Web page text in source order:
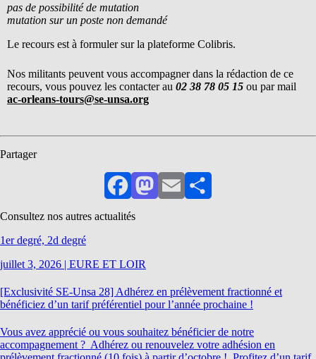
pas de possibilité de mutation
mutation sur un poste non demandé
Le recours est à formuler sur la plateforme Colibris.
Nos militants peuvent vous accompagner dans la rédaction de ce
recours, vous pouvez les contacter au 02 38 78 05 15 ou par mail
ac-orleans-tours@se-unsa.org
Partager
FacebookMastodon
EmailPartager
Consultez nos autres actualités
1er degré, 2d degré
juillet 3, 2026 | EURE ET LOIR
[Exclusivité SE-Unsa 28] Adhérez en prélèvement fractionné et
bénéficiez d’un tarif préférentiel pour l’année prochaine !
Vous avez apprécié ou vous souhaitez bénéficier de notre
accompagnement ? Adhérez ou renouvelez votre adhésion en